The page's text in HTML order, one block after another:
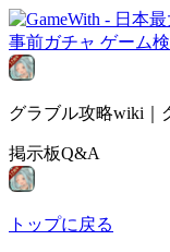
事前ガチャ ゲーム
グラブル攻略wiki｜
掲示板Q&A
トップに戻る